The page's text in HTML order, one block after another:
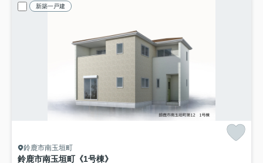
新築一戸建
鈴鹿市南玉垣町
鈴鹿市南玉垣町《1号棟》